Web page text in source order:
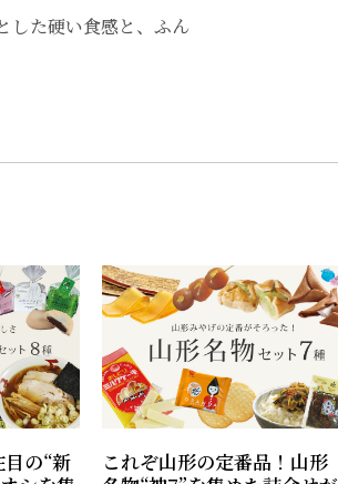
した硬い食感と、ふん
の“新
これぞ山形の定番品！山形